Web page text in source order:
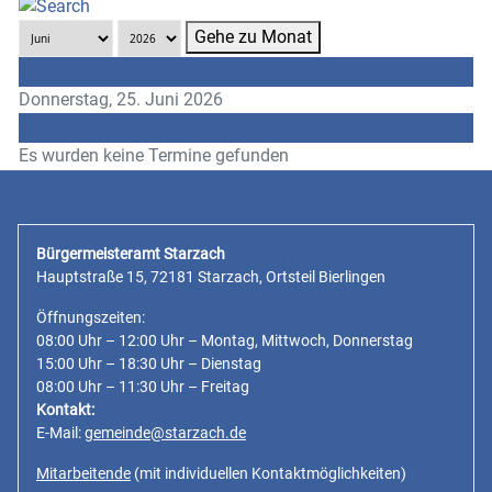
Gehe zu Monat
Donnerstag, 25. Juni 2026
Es wurden keine Termine gefunden
Bürgermeisteramt Starzach
Hauptstraße 15, 72181 Starzach, Ortsteil Bierlingen
Öffnungszeiten:
08:00 Uhr – 12:00 Uhr – Montag, Mittwoch, Donnerstag
15:00 Uhr – 18:30 Uhr – Dienstag
08:00 Uhr – 11:30 Uhr – Freitag
Kontakt:
E-Mail:gemeinde@starzach.de
Mitarbeitende (mit individuellen Kontaktmöglichkeiten)